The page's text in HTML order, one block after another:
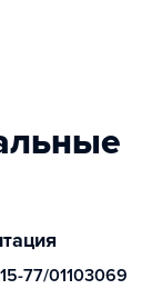
77/01103069